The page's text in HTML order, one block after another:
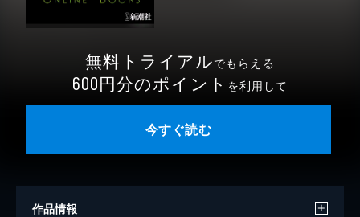
無料トライアルでもらえる
600円分のポイント を利用して
今すぐ読む
作品情報